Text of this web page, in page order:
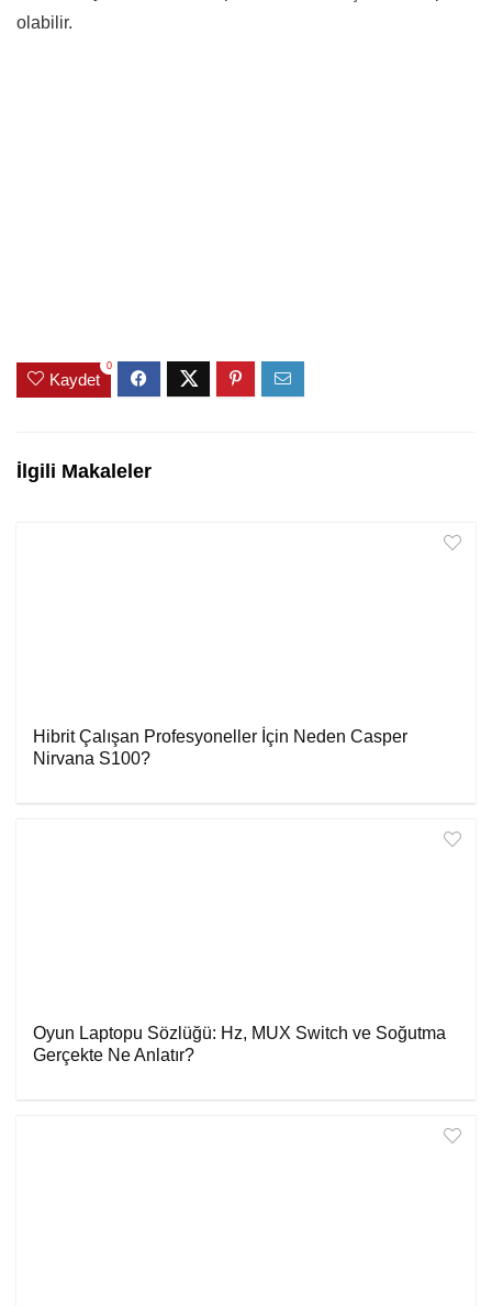
olabilir.
Kaydet
0
İlgili Makaleler
Hibrit Çalışan Profesyoneller İçin Neden Casper
Nirvana S100?
Oyun Laptopu Sözlüğü: Hz, MUX Switch ve Soğutma
Gerçekte Ne Anlatır?